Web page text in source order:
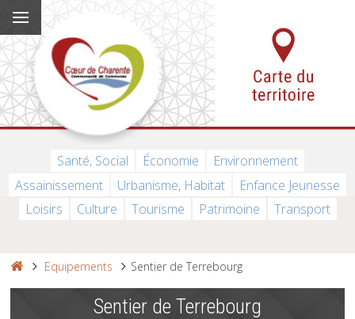
Santé, Social Économie
Environnement
Assainissement
Urbanisme, Habitat
Enfance Jeunesse
Loisirs
Culture Tourisme Patrimoine Transport
Equipements Sentier de Terrebourg
Sentier de Terrebourg